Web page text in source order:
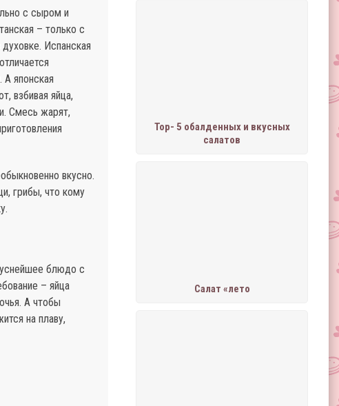
Тор- 5 обалденных и вкусных
салатов
Салат «лето
с сыром и
– только с
Испанская
японская
взбивая яйца,
Смесь жарят,
вкусно.
грибы, что кому
блюдо с
– яйца
А чтобы
на плаву,